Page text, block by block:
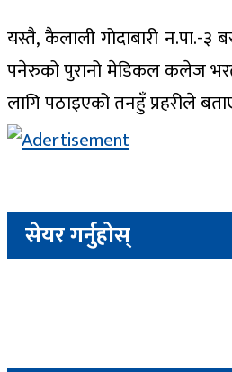
यस्तै, कैलाली गोदाबारी न.पा.-३
पनेरुको पुरानो मेडिकल कलेज
लागि पठाइएको तनहुँ प्रहरीले
सेयर गर्नुहोस्